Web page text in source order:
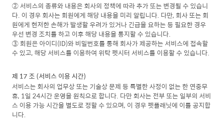
② 서비스의 종류와 내용은 회사의 정책에 따라 추가 또는 변경될 수 있습니
다. 이 경우 회사는 회원에게 해당 내용을 미리 알립니다. 다만, 회사 또는 회
원에게 현저한 손해가 발생할 우려가 있거나 긴급을 요하는 등 필요한 경우
우선 변경 조치를 하고 이후 해당 내용을 통지할 수 있습니다.
③ 회원은 아이디(ID)와 비밀번호를 통해 회사가 제공하는 서비스에 접속할
수 있고, 해당 서비스를 이용하여 위탁 펫시터 서비스를 이용할 수 있습니다.
제 17 조 (서비스 이용 시간)
서비스는 회사의 업무상 또는 기술상 문제 등 특별한 사정이 없는 한 연중무
휴, 1일 24시간 운영을 원칙으로 합니다. 다만 회사는 전부 또는 일부의 서비
스 이용 가능 시간을 별도로 정할 수 있으며, 이 경우 펫플래닛에 이를 공지합
니다.